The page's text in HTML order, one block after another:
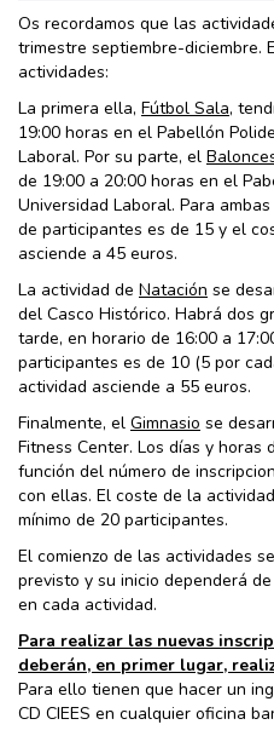
Os recordamos que las
trimestre septiembre-diciembre.
actividades:
La primera ella, Fútbol Sala,
19:00 horas en el Pabellón
Laboral. Por su parte, el
de 19:00 a 20:00 horas en el
Universidad Laboral. Para
de participantes es de 15 y el
asciende a 45 euros.
La actividad de Natación se
del Casco Histórico. Habrá dos
tarde, en horario de 16:00 a
participantes es de 10 (5 por
actividad asciende a 55 euros.
Finalmente, el Gimnasio se
Fitness Center. Los días y horas
función del número de
con ellas. El coste de la
mínimo de 20 participantes.
El comienzo de las actividades
previsto y su inicio dependerá
en cada actividad.
Para realizar las nuevas
deberán, en primer lugar,
Para ello tienen que hacer un
CD CIEES en cualquier oficina